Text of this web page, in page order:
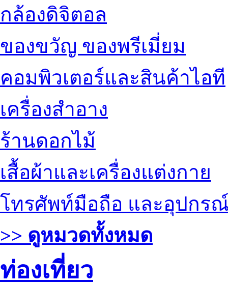
กล้องดิจิตอล
ของขวัญ ของพรีเมี่ยม
คอมพิวเตอร์และสินค้าไอที
เครื่องสำอาง
ร้านดอกไม้
เสื้อผ้าและเครื่องแต่งกาย
โทรศัพท์มือถือ และอุปกร
>> ดูหมวดทั้งหมด
ท่องเที่ยว